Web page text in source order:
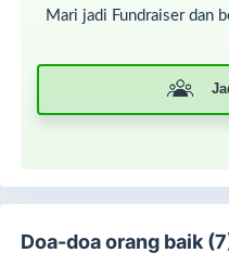
Mari jadi Fundraiser dan
Doa-doa orang baik